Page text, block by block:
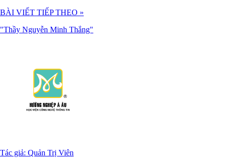
BÀI VIẾT TIẾP THEO »
"Thầy Nguyễn Minh Thắng"
Tác giả: Quản Trị Viên